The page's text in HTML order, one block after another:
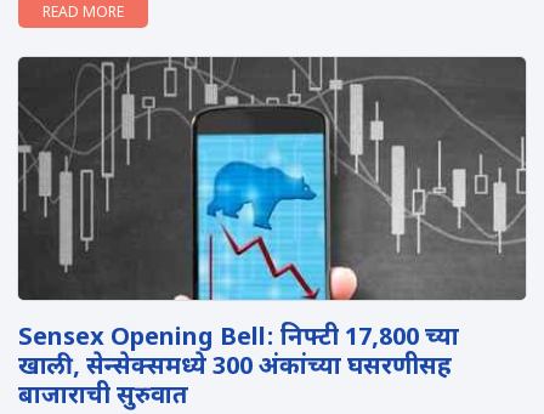
READ MORE
Sensex Opening Bell: निफ्टी 17,800 च्या
खाली, सेन्सेक्समध्ये 300 अंकांच्या घसरणीसह
बाजाराची सुरुवात